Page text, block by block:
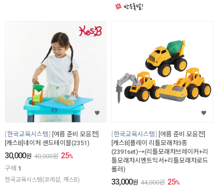
한국교육시스템
[여름 준비 모음전]
[캐스B]네이처 샌드테이블(2351)
30,000원 40,000원 25%
구매 1
한국교육시스템(코레샵, 캐스B)
한국교육시스템
[여름 준비 모음전]
[캐스B]플레이 리틀모래차3종
(2391set)→(리틀모래차브레이커+리
틀모래차시멘트믹서+리틀모래차로드
롤러)
33,000원 44,000원 25%